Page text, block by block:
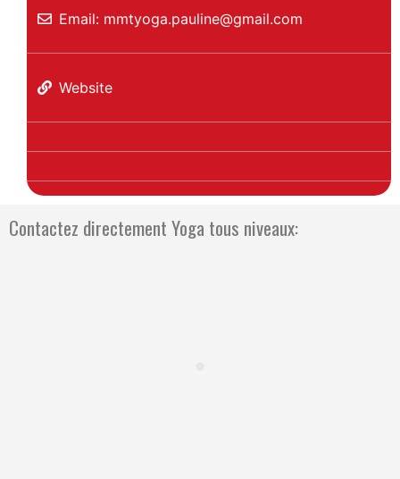
Email: mmtyoga.pauline@gmail.com
Website
Contactez directement Yoga tous niveaux: